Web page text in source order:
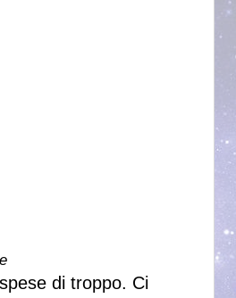
di troppo. Ci